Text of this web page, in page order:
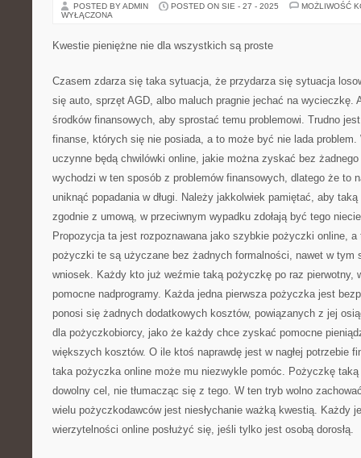
POSTED BY ADMIN POSTED ON SIE - 27 - 2025
MOŻLIWOŚĆ
WYŁĄCZONA
Kwestie pieniężne nie dla wszystkich są proste
Czasem zdarza się taka sytuacja, że przydarza się sytuacja
się auto, sprzęt AGD, albo maluch pragnie jechać na wycieczkę.
środków finansowych, aby sprostać temu problemowi. Trudno
finanse, których się nie posiada, a to może być nie lada
uczynne będą chwilówki online, jakie można zyskać bez
wychodzi w ten sposób z problemów finansowych, dlatego że to
uniknąć popadania w długi. Należy jakkolwiek pamiętać, aby
zgodnie z umową, w przeciwnym wypadku zdołają być tego
Propozycja ta jest rozpoznawana jako szybkie pożyczki online,
pożyczki te są użyczane bez żadnych formalności, nawet w tym
wniosek. Każdy kto już weźmie taką pożyczkę po raz pierwotny,
pomocne nadprogramy. Każda jedna pierwsza pożyczka jest
ponosi się żadnych dodatkowych kosztów, powiązanych z jej
dla pożyczkobiorcy, jako że każdy chce zyskać pomocne
większych kosztów. O ile ktoś naprawdę jest w nagłej potrzebie
taka pożyczka online może mu niezwykle pomóc. Pożyczkę
dowolny cel, nie tłumacząc się z tego. W ten tryb wolno
wielu pożyczkodawców jest niesłychanie ważką kwestią. Każdy
wierzytelności online posłużyć się, jeśli tylko jest osobą dorosłą.